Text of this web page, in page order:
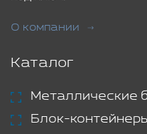
О компании
Каталог
Металлические
Блок-